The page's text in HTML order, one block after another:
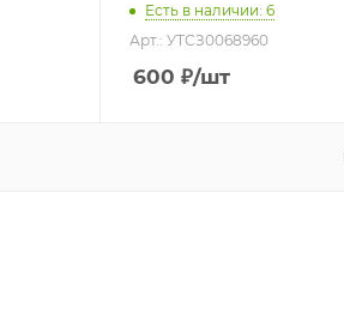
Есть в наличии: 6
Арт.: УТСЗ0068960
600 ₽/шт